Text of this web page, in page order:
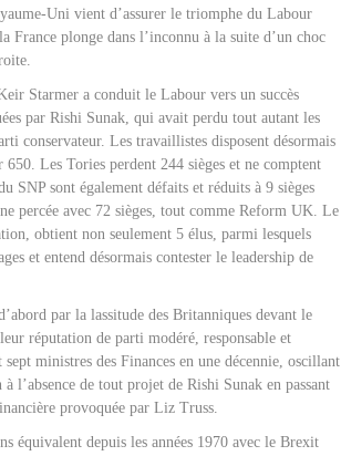
Uni vient d’assurer le triomphe du Labour
France plonge dans l’inconnu à la suite d’un choc
Starmer a conduit le Labour vers un succès
par Rishi Sunak, qui avait perdu tout autant les
conservateur. Les travaillistes disposent désormais
Les Tories perdent 244 sièges et ne comptent
SNP sont également défaits et réduits à 9 sièges
percée avec 72 sièges, tout comme Reform UK. Le
obtient non seulement 5 élus, parmi lesquels
et entend désormais contester le leadership de
par la lassitude des Britanniques devant le
réputation de parti modéré, responsable et
ministres des Finances en une décennie, oscillant
l’absence de tout projet de Rishi Sunak en passant
provoquée par Liz Truss.
équivalent depuis les années 1970 avec le Brexit